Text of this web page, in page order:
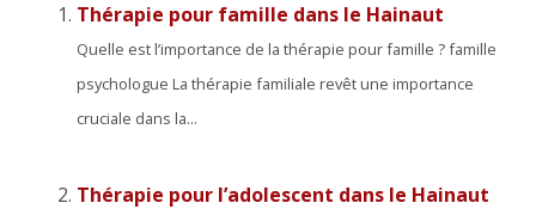
Thérapie pour famille dans le Hainaut
Quelle est l’importance de la thérapie pour famille ? famille
psychologue La thérapie familiale revêt une importance
cruciale dans la...
Thérapie pour l’adolescent dans le Hainaut